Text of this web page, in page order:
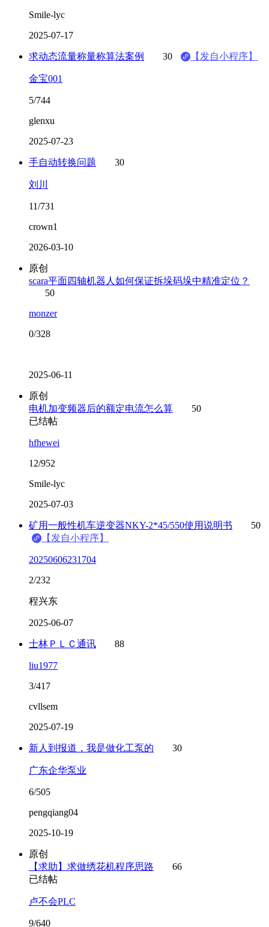
Smile-lyc
2025-07-17
求动态流量称量称算法案例 30 【发自小程序】
金宝001
5/744
glenxu
2025-07-23
手自动转换问题 30
刘川
11/731
crown1
2026-03-10
原创
scara平面四轴机器人如何保证拆垛码垛中精准定位？
50
monzer
0/328
2025-06-11
原创
电机加变频器后的额定电流怎么算
50
已结帖
hfhewei
12/952
Smile-lyc
2025-07-03
矿用一般性机车逆变器NKY-2*45/550使用说明书
50
【发自小程序】
20250606231704
2/232
程兴东
2025-06-07
士林ＰＬＣ通讯 88
liu1977
3/417
cvllsem
2025-07-19
新人到报道，我是做化工泵的 30
广东企华泵业
6/505
pengqiang04
2025-10-19
原创
【求助】求做绣花机程序思路
66
已结帖
卢不会PLC
9/640